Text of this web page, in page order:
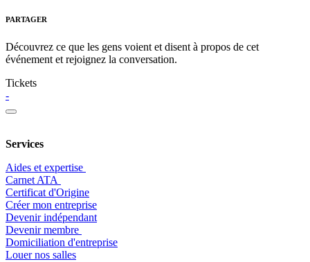
PARTAGER
Découvrez ce que les gens voient et disent à propos de cet
événement et rejoignez la conversation.
Tickets
-
Services
Aides et expertise
​Carnet ATA
Certificat d'Origine
Créer mon entreprise
Devenir indépendant
Devenir membre
​Domiciliation d'entreprise
Louer nos salles